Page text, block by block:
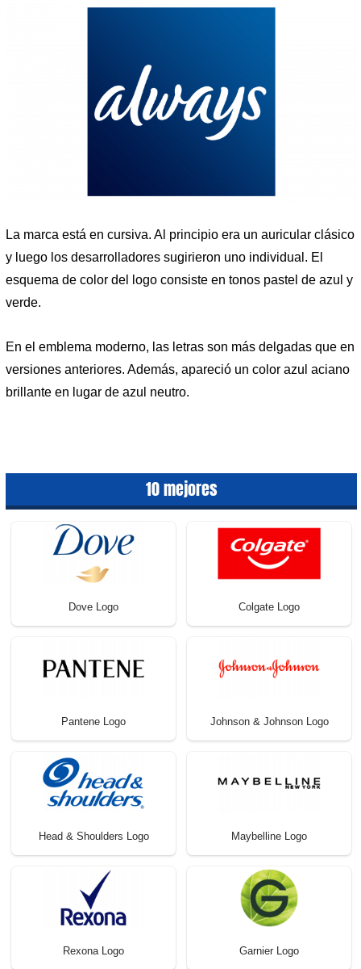
La marca está en cursiva. Al principio era un auricular clásico
y luego los desarrolladores sugirieron uno individual. El
esquema de color del logo consiste en tonos pastel de azul y
verde.
En el emblema moderno, las letras son más delgadas que en
versiones anteriores. Además, apareció un color azul aciano
brillante en lugar de azul neutro.
10 mejores
Dove Logo Colgate Logo
Pantene Logo Johnson & Johnson Logo
Head & Shoulders Logo Maybelline Logo
Rexona Logo Garnier Logo